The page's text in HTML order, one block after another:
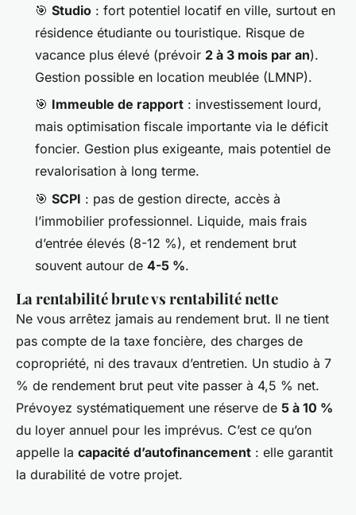
🎯 Studio : fort potentiel locatif en ville, surtout en
résidence étudiante ou touristique. Risque de
vacance plus élevé (prévoir 2 à 3 mois par an).
Gestion possible en location meublée (LMNP).
🎯 Immeuble de rapport : investissement lourd,
mais optimisation fiscale importante via le déficit
foncier. Gestion plus exigeante, mais potentiel de
revalorisation à long terme.
🎯 SCPI : pas de gestion directe, accès à
l’immobilier professionnel. Liquide, mais frais
d’entrée élevés (8-12 %), et rendement brut
souvent autour de 4-5 %.
La rentabilité brute vs rentabilité nette
Ne vous arrêtez jamais au rendement brut. Il ne tient
pas compte de la taxe foncière, des charges de
copropriété, ni des travaux d’entretien. Un studio à 7
% de rendement brut peut vite passer à 4,5 % net.
Prévoyez systématiquement une réserve de 5 à 10 %
du loyer annuel pour les imprévus. C’est ce qu’on
appelle la capacité d’autofinancement : elle garantit
la durabilité de votre projet.